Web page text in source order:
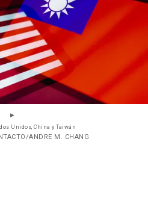
Unidos, China y Taiwán
ANDRE M. CHANG